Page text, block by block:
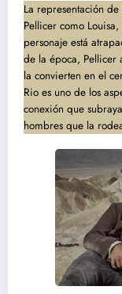
La representación
Pellicer como
personaje está
de la época,
la convierten en el
Rio es uno de los
conexión que
hombres que la